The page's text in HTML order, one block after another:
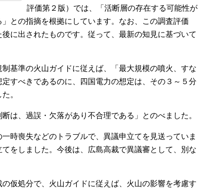
評価第２版）では、「活断層の存在する可能性が
との指摘を根拠にしています。なお、この調査評価
に出されたものです。従って、最新の知見に基づいて
基準の火山ガイドに従えば、「最大規模の噴火、すな
すべきであるのに、四国電力の想定は、その３～５分
。
は、過誤・欠落があり不合理である」とのべました。
時喪失などのトラブルで、異議申立てを見送っていま
をしました。今後は、広島高裁で異議審として、別な
仮処分で、火山ガイドに従えば、火山の影響を考慮す